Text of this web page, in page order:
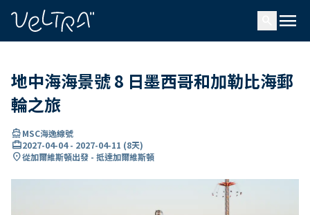
menu
地中海海景號 8 日墨西哥和加勒比海郵
輪之旅
directions_boatMSC海逸線號
card_travel2027-04-04- 2027-04-11 (8天)
location_on從加爾維斯頓出發 - 抵達加爾維斯頓